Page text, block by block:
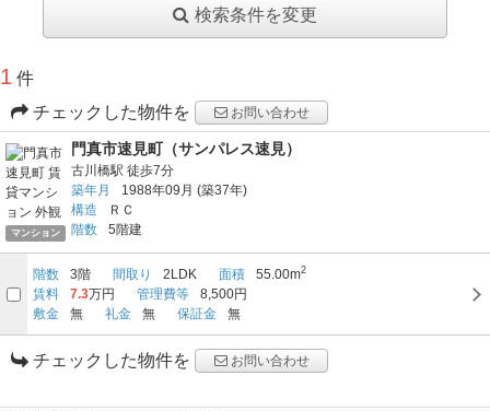
検索条件を変更
1 件
チェックした物件を
お問い合わせ
マンション
門真市速見町（サンパレス速見）
古川橋駅 徒歩7分
築年月
1988年09月 (築37年)
構造
ＲＣ
階数
5階建
階数 3階 間取り 2LDK 面積 55.00m2
賃料 7.3万円 管理費等
8,500円
敷金
無 礼金 無 保証金 無
チェックした物件を お問い合わせ